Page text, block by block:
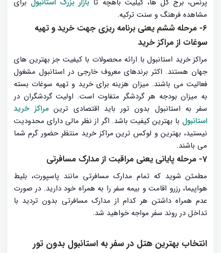
پرنس، برج گل ‌ها، کیلیت ‌باهچه تا بازار بزرگ استانبول برای
مشاهده فرهنگ و سنت ترکیه.
6- مرحله ششم یعنی برنامه ریزی جهت خرید و تهیه
سوغات از مراکز خرید
مراکز خرید استانبول با ارائه محصولات با کیفیت جز بهترین های
جهان هستند. اکثر برندهای معروف خارجی در استانبول مشغول
فعالیت می باشند. میزان هزینه برای خرید و تهیه سوغات بسته
به میزان بودجه هر گردشگر متفاوت است. اولیت گردشگران در
سفر به استانبول بدون تور باید اقتصادی ترین مراکز خرید
استانبول با بهترین کیفیت باشد. اگر از نظر مالی دارای محدودیت
نیستید، بهترین و لوکس ترین مراکز خرید منتظر حضور گرم شما
می باشند.
7- مرحله پایانی یعنی مراقبت از مدارک مسافرتی
مطمئن شوید که تمام مدارک مسافرتی مانند پاسپورت، بلیط
هواپیما، رزرو اقامت و بیمه سفر را به ‌همراه خود دارید. در صورت
عدم همراه داشتن هر کدام از مدارک مسافرتی بدون تردید با
تداخل در روند سفر مواجه خواهید شد.
انتخاب بهترین هتل در سفر به استانبول بدون تور